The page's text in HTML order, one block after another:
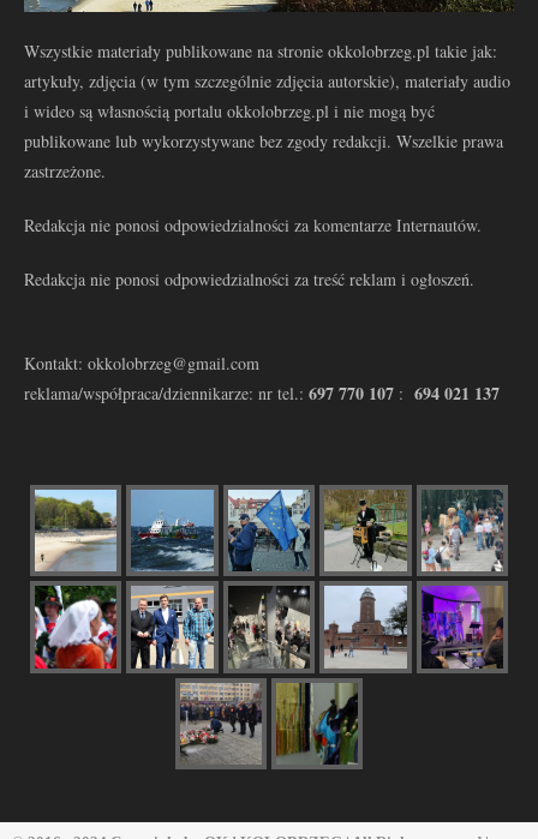
Wszystkie materiały publikowane na stronie okkolobrzeg.pl takie jak:
artykuły, zdjęcia (w tym szczególnie zdjęcia autorskie), materiały audio
i wideo są własnością portalu okkolobrzeg.pl i nie mogą być
publikowane lub wykorzystywane bez zgody redakcji. Wszelkie prawa
zastrzeżone.
Redakcja nie ponosi odpowiedzialności za komentarze Internautów.
Redakcja nie ponosi odpowiedzialności za treść reklam i ogłoszeń.
Kontakt: okkolobrzeg@gmail.com
reklama/współpraca/dziennikarze: nr tel.: 697 770 107 : 694 021 137